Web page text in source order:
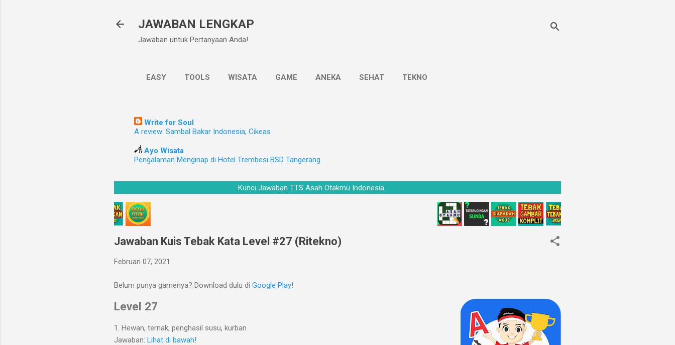
JAWABAN LENGKAP
Jawaban untuk Pertanyaan Anda!
EASY TOOLS WISATA GAME ANEKA SEHAT TEKNO
Write for Soul
A review: Sambal Bakar Indonesia, Cikeas
Ayo Wisata
Pengalaman Menginap di Hotel Trembesi BSD Tangerang
Kunci Jawaban TTS Asah Otakmu Indonesia
Jawaban Kuis Tebak Kata Level #27 (Ritekno)
Februari 07, 2021
Belum punya gamenya? Download dulu di Google Play!
Level 27
1. Hewan, ternak, penghasil susu, kurban
Jawaban: Lihat di bawah!